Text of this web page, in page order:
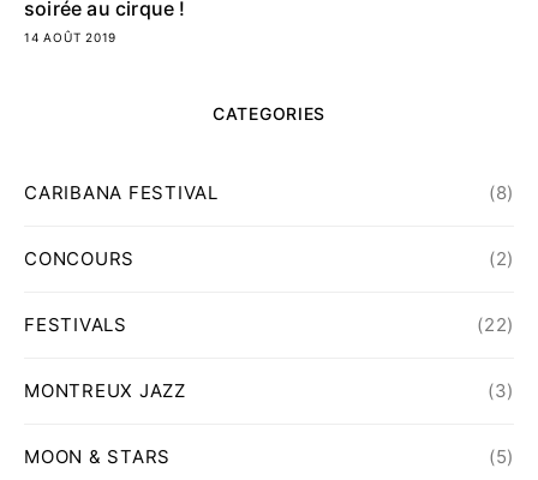
soirée au cirque !
14 AOÛT 2019
CATEGORIES
CARIBANA FESTIVAL (8)
CONCOURS (2)
FESTIVALS (22)
MONTREUX JAZZ (3)
MOON & STARS (5)